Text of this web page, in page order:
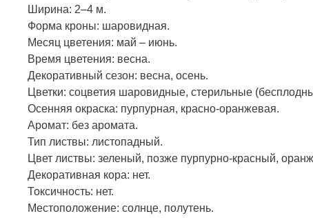
Ширина: 2–4 м.
Форма кроны: шаровидная.
Месяц цветения: май – июнь.
Время цветения: весна.
Декоративный сезон: весна, осень.
Цветки: соцветия шаровидные, стерильные
Осенняя окраска: пурпурная, красно-оранжевая.
Аромат: без аромата.
Тип листвы: листопадный.
Цвет листвы: зеленый, позже пурпурно-красный,
Декоративная кора: нет.
Токсичность: нет.
Местоположение: солнце, полутень.